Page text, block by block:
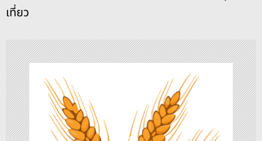
แ
น
ว
เ
รื่
เที่ยว